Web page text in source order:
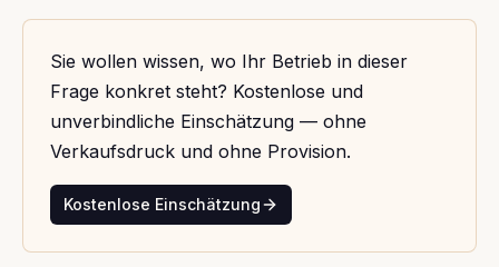
Sie wollen wissen, wo Ihr Betrieb in dieser
Frage konkret steht? Kostenlose und
unverbindliche Einschätzung — ohne
Verkaufsdruck und ohne Provision.
Kostenlose Einschätzung